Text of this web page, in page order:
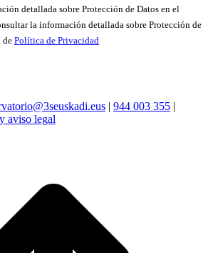
detallada sobre Protección de Datos en el
la información detallada sobre Protección de
de Política de Privacidad
| 944 003 355 |
aviso legal